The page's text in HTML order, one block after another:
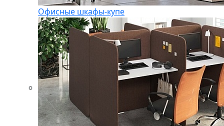
Офисные шкафы-купе